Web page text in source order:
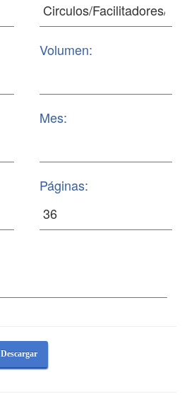
Volumen:
Mes:
Páginas:
Descargar